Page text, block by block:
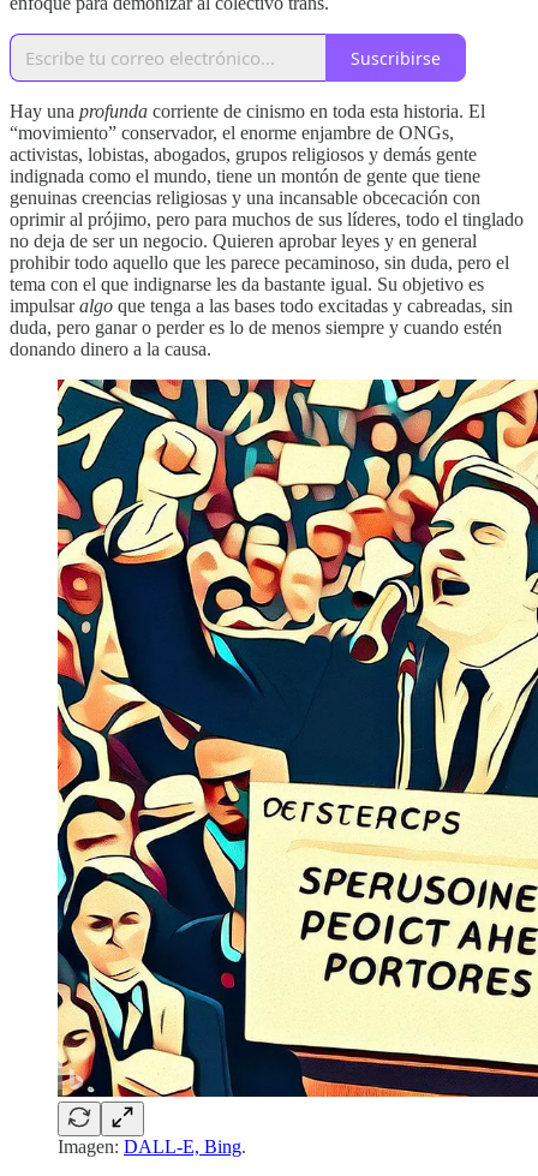
Suscribirse
Hay una profunda corriente de cinismo en toda esta historia. El
“movimiento” conservador, el enorme enjambre de ONGs,
activistas, lobistas, abogados, grupos religiosos y demás gente
indignada como el mundo, tiene un montón de gente que tiene
genuinas creencias religiosas y una incansable obcecación con
oprimir al prójimo, pero para muchos de sus líderes, todo el tinglado
no deja de ser un negocio. Quieren aprobar leyes y en general
prohibir todo aquello que les parece pecaminoso, sin duda, pero el
tema con el que indignarse les da bastante igual. Su objetivo es
impulsaralgo que tenga a las bases todo excitadas y cabreadas, sin
duda, pero ganar o perder es lo de menos siempre y cuando estén
donando dinero a la causa.
Imagen: DALL-E, Bing.